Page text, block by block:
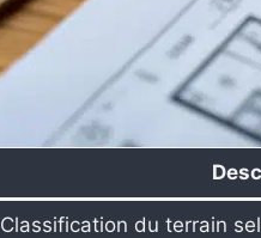
Classification du terrain